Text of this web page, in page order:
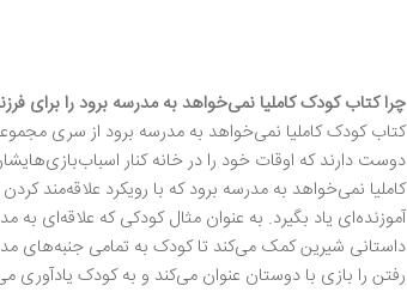
چرا کتاب کودک کاملیا نمی‌خواهد به مدرسه برود را برای
کتاب کودک کاملیا نمی‌خواهد به مدرسه برود از سری
دوست دارند که اوقات خود را در خانه کنار
کاملیا نمی‌خواهد به مدرسه برود که با رویکرد
آموزنده‌ای یاد بگیرد. به عنوان مثال کودکی که علاقه‌ای به
داستانی شیرین کمک می‌کند تا کودک به تمامی جنبه‌های
رفتن را بازی با دوستان عنوان می‌کند و به کودک یادآوری